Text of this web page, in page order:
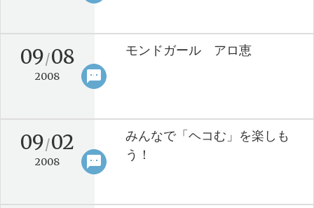
sms
09/08
2008
モンドガール アロ恵
keyboard_arrow_right
sms
09/02
2008
みんなで「ヘコむ」を楽しも
う！
keyboard_arrow_right